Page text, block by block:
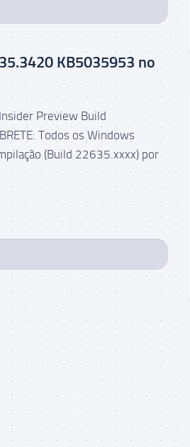
KB5035953 no
Preview Build
Todos os Windows
(Build 22635.xxxx) por